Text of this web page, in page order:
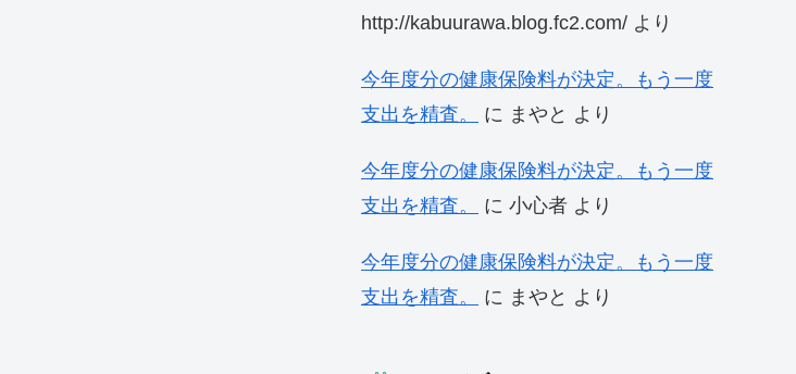
http://kabuurawa.blog.fc2.com/ より
今年度分の健康保険料が決定。もう一度
支出を精査。
に まやと より
今年度分の健康保険料が決定。もう一度
支出を精査。
に 小心者 より
今年度分の健康保険料が決定。もう一度
支出を精査。
に まやと より